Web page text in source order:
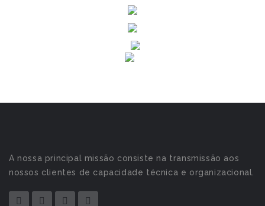
A nossa principal missão consiste na transmissão aos
nossos clientes de capacidade técnica e organizacional.